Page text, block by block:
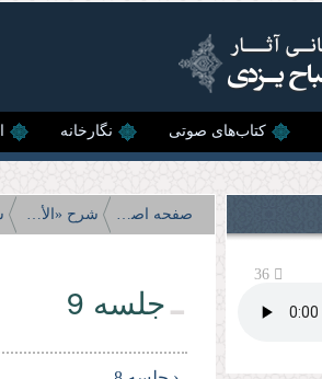
کتاب‌های صوتی نگارخانه
36
صفحه اصلی شرح «الأسفار الأربعه»
جلسه 9